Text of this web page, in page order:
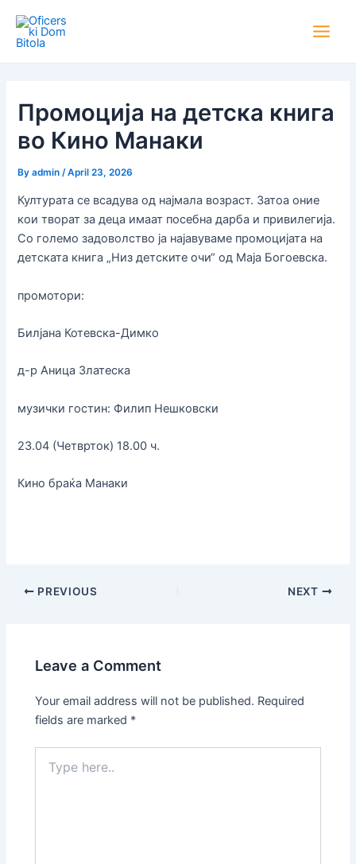
content
Промоција на детска книга
во Кино Манаки
Byadmin /April 23, 2026
Културата се всадува од најмала возраст. Затоа оние
кои творат за деца имаат посебна дарба и привилегија.
Со големо задоволство ја најавуваме промоцијата на
детската книга „Низ детските очи“ од Маја Богоевска.
промотори:
Билјана Котевска-Димко
д-р Аница Златеска
музички гостин: Филип Нешковски
23.04 (Четврток) 18.00 ч.
Кино браќа Манаки
navigation
PREVIOUS NEXT
Leave a Comment
Your email address will not be published. Required
fields are marked *
here..